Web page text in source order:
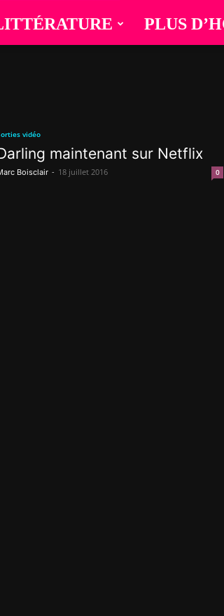
PLUS
vidéo
maintenant sur Netflix
Boisclair - 18 juillet 2016 0